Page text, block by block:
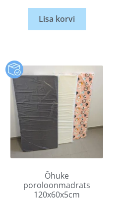
Lisa korvi
Õhuke
poroloonmadrats
120x60x5cm